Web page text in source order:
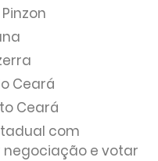
Ceará
Ceará
com
e votar